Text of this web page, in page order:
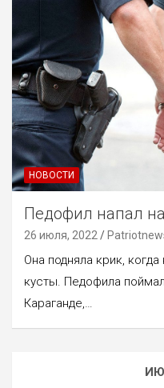
НОВОСТИ
Педофил напал
26 июля, 2022
Она подняла крик,
кусты. Педофила
Караганде,…